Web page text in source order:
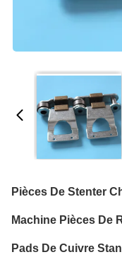
Pièces De Stenter
Machine Pièces De
Pads De Cuivre